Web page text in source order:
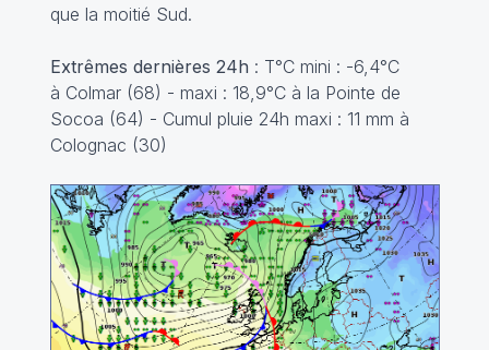
que la moitié Sud.
Extrêmes dernières 24h : T°C mini : -6,4°C
à Colmar (68) - maxi : 18,9°C à la Pointe de
Socoa (64) - Cumul pluie 24h maxi : 11 mm à
Colognac (30)